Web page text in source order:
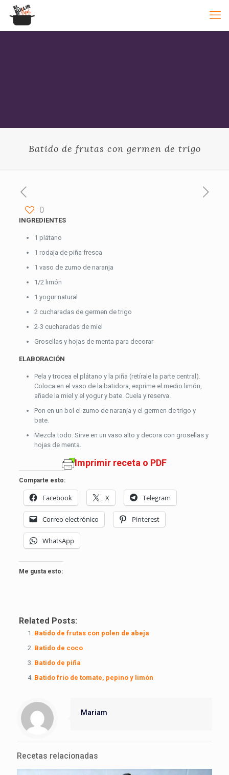
Batido de frutas con germen de trigo
0
INGREDIENTES
1 plátano
1 rodaja de piña fresca
1 vaso de zumo de naranja
1/2 limón
1 yogur natural
2 cucharadas de germen de trigo
2-3 cucharadas de miel
Grosellas y hojas de menta para decorar
ELABORACIÓN
Pela y trocea el plátano y la piña (retírale la parte central).
Coloca en el vaso de la batidora, exprime el medio limón,
añade la miel y el yogur y bate. Cuela y reserva.
Pon en un bol el zumo de naranja y el germen de trigo y
bate.
Mezcla todo. Sirve en un vaso alto y decora con grosellas y
hojas de menta.
Imprimir receta o PDF
Comparte esto:
Facebook X Telegram
Correo electrónico Pinterest
WhatsApp
Me gusta esto:
Related Posts:
Batido de frutas con polen de abeja
Batido de coco
Batido de piña
Batido frío de tomate, pepino y limón
Mariam
Recetas relacionadas